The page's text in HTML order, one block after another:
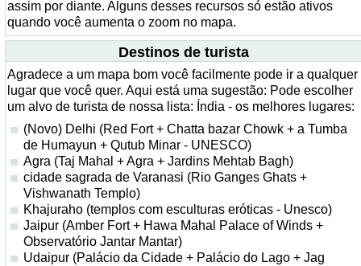
assim por diante. Alguns desses recursos só estão ativos
quando você aumenta o zoom no mapa.
Destinos de turista
Agradece a um mapa bom você facilmente pode ir a qualquer
lugar que você quer. Aqui está uma sugestão: Pode escolher
um alvo de turista de nossa lista: Índia - os melhores lugares:
(Novo) Delhi (Red Fort + Chatta bazar Chowk + a Tumba
de Humayun + Qutub Minar - UNESCO)
Agra (Taj Mahal + Agra + Jardins Mehtab Bagh)
cidade sagrada de Varanasi (Rio Ganges Ghats +
Vishwanath Templo)
Khajuraho (templos com esculturas eróticas - Unesco)
Jaipur (Amber Fort + Hawa Mahal Palace of Winds +
Observatório Jantar Mantar)
Udaipur (Palácio da Cidade + Palácio do Lago + Jag